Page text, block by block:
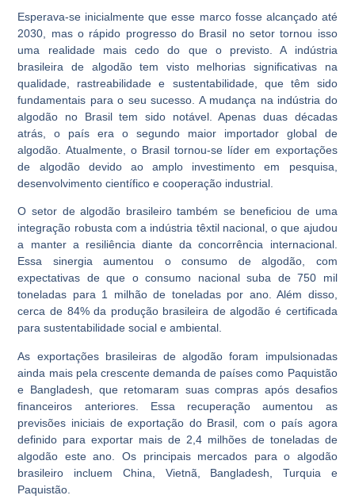
Esperava-se inicialmente que esse marco fosse alcançado até
2030, mas o rápido progresso do Brasil no setor tornou isso
uma realidade mais cedo do que o previsto. A indústria
brasileira de algodão tem visto melhorias significativas na
qualidade, rastreabilidade e sustentabilidade, que têm sido
fundamentais para o seu sucesso. A mudança na indústria do
algodão no Brasil tem sido notável. Apenas duas décadas
atrás, o país era o segundo maior importador global de
algodão. Atualmente, o Brasil tornou-se líder em exportações
de algodão devido ao amplo investimento em pesquisa,
desenvolvimento científico e cooperação industrial.
O setor de algodão brasileiro também se beneficiou de uma
integração robusta com a indústria têxtil nacional, o que ajudou
a manter a resiliência diante da concorrência internacional.
Essa sinergia aumentou o consumo de algodão, com
expectativas de que o consumo nacional suba de 750 mil
toneladas para 1 milhão de toneladas por ano. Além disso,
cerca de 84% da produção brasileira de algodão é certificada
para sustentabilidade social e ambiental.
As exportações brasileiras de algodão foram impulsionadas
ainda mais pela crescente demanda de países como Paquistão
e Bangladesh, que retomaram suas compras após desafios
financeiros anteriores. Essa recuperação aumentou as
previsões iniciais de exportação do Brasil, com o país agora
definido para exportar mais de 2,4 milhões de toneladas de
algodão este ano. Os principais mercados para o algodão
brasileiro incluem China, Vietnã, Bangladesh, Turquia e
Paquistão.